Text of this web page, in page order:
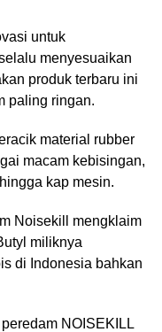
untuk
menyesuaikan
produk terbaru ini
paling ringan.
material rubber
macam kebisingan,
kap mesin.
Noisekill mengklaim
miliknya
di Indonesia bahkan
NOISEKILL